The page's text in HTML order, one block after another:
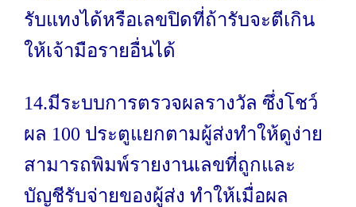
รับแทงได้หรือเลขปิดที่ถ้ารับจะตีเกิน
ให้เจ้ามือรายอื่นได้
14.มีระบบการตรวจผลรางวัล ซึ่งโชว์
ผล 100 ประตูแยกตามผู้ส่งทำให้ดูง่าย
สามารถพิมพ์รายงานเลขที่ถูกและ
บัญชีรับจ่ายของผู้ส่ง ทำให้เมื่อผล